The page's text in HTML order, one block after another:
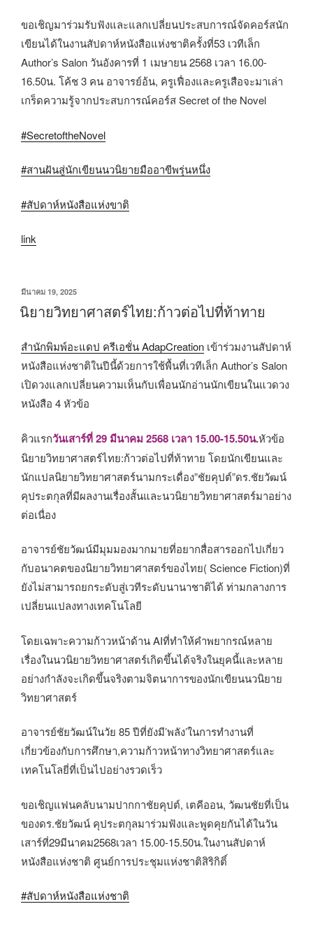
ขอเชิญมาร่วมรับฟังและแลกเปลี่ยนประสบการณ์จัดคอร์สนัก
เขียนได้ในงานสัปดาห์หนังสือแห่งชาติ​ครั้งที่53 เวทีเล็ก​
Author’s​ Salon​ วันอังคารที่​ 1​ เมษายน​ 2568​ เวลา​ 16.00-
16.50น.​ โค้ช​ 3​ คน​ อาจารย์อ้น, ครูเฟื่องและครูเสือจะมาเล่า
เกร็ดความรู้จากประสบการณ์คอร์ส​ Secret​ of​ the​ Novel
#SecretoftheNovel
#สานฝันสู่นักเขียนนวนิยายมืออาขีพรุ่นหนึ่ง
#สัปดาห์หนังสือแห่งขาติ
link
เขียน
วัน
ที่
มีนาคม 19, 2025
นิยายวิทยาศาสตร์ไทย:ก้าวต่อไปที่ท้าทาย
สำนักพิมพ์อะแดป ครีเอชั่น AdapCreation เข้าร่วมงานสัปดาห์
หนังสือแห่งชาติในปีนี้ด้วยการใช้พื้นที่เวทีเล็ก​ Author’s​ Salon​
เปิดวงแลกเปลี่ยนความเห็นกับเพื่อนนักอ่านนักเขียนในแวดวง
หนังสือ​ 4​ หัวข้อ
คิวแรกวันเสาร์ที่​ 29​ มีนาคม​ 2568​ เวลา​ 15.00-15.50น.​หัวข้อ​
นิยายวิทยาศาสตร์ไทย:ก้าวต่อไปที่ท้าทาย​ โดยนักเขียนและ
นักแปลนิยายวิทยาศาสตร์นามกระเดื่อง”ชัยคุปต์”ดร.ชัยวัฒน์​
คุประตกุลที่มีผลงานเรื่องสั้นและนวนิยายวิทยาศาสตร์มาอย่าง
ต่อเนื่อง
อาจารย์ชัยวัฒน์มีมุมมองมากมายที่อยากสื่อสารออกไปเกี่ยว
กับอนาคตของนิยายวิทยาศาสตร์​ของไทย( Science Fiction)​ที่
ยังไม่สามารถยกระดับสู่เวทีระดับนานาชาติได้​ ท่ามกลางการ
เปลี่ยนแปลงทางเทคโนโลยี​
โดยเฉพาะความก้าวหน้าด้าน​ AIที่ทำให้คำพยากรณ์หลาย
เรื่องในนวนิยายวิทยาศาสตร์เกิดขึ้นได้จริงในยุคนี้และหลาย
อย่างกำลังจะเกิดขึ้นจริงตามจิตนาการของนักเขียนนวนิยาย
วิทยาศาสตร์
อาจารย์ชัยวัฒน์ในวัย​ 85 ปีที่ยังมี’พลัง’​ในการทำงานที่
เกี่ยวข้องกับการศึกษา,ความก้าวหน้าทางวิทยาศาสตร์และ
เทคโนโลยี่ที่เป็นไปอย่างรวดเร็ว
ขอเชิญแฟนคลับนามปากกาชัยคุปต์, เตคีออน, วัฒนชัย​ที่เป็น
ของดร.ชัยวัฒน์​ คุประตกุลมาร่วมฟังและพูดคุยกันได้ในวัน
เสาร์ที่29มีนาคม​2568​เวลา​ 15.00-15.50น.ในงานสัปดาห์
หนังสือแห่งชาติ​ ศูนย์การประชุมแห่งชาติสิริกิติ์
#สัปดาห์หนังสือแห่งชาติ